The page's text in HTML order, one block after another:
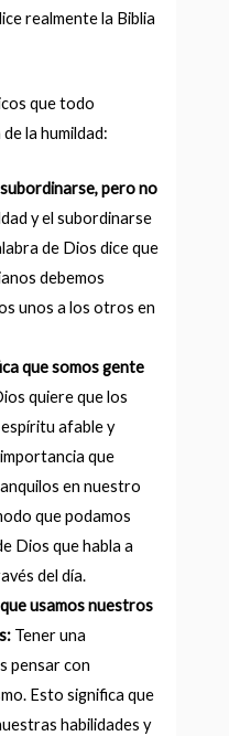
realmente la Biblia
que todo
la humildad:
pero no
y el subordinarse
de Dios dice que
debemos
unos a los otros en
que somos gente
quiere que los
afable y
que
en nuestro
que podamos
Dios que habla a
del día.
usamos nuestros
Tener una
pensar con
Esto significa que
habilidades y